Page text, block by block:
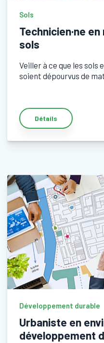
Sols
Technicien·ne
sols
Veiller à ce que les sols
soient dépourvus de
Détails
Développement durable
Urbaniste en
développement